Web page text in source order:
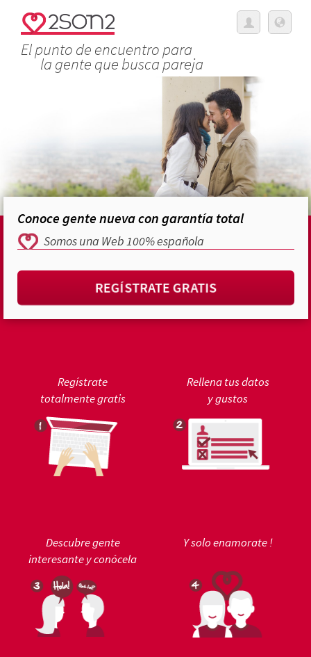
El punto de encuentro para
la gente que busca pareja
Conoce gente nueva con garantía total
Somos una Web 100% española
REGÍSTRATE GRATIS
Regístrate
totalmente gratis
Rellena tus datos
y gustos
Descubre gente
interesante y conócela
Y solo enamorate !